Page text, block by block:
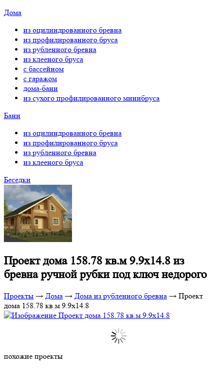
Дома
из оцилиндрованного бревна
из профилированного бруса
из рубленного бревна
из клееного бруса
с бассейном
с гаражом
дома-бани
из сухого профилированного минибруса
Бани
из оцилиндрованного бревна
из профилированного бруса
из рубленного бревна
из клееного бруса
Беседки
Проект дома 158.78 кв.м 9.9х14.8 из
бревна ручной рубки под ключ недорого
Проекты → Дома → Дома из рубленного бревна → Проект
дома 158.78 кв.м 9.9х14.8
похожие проекты